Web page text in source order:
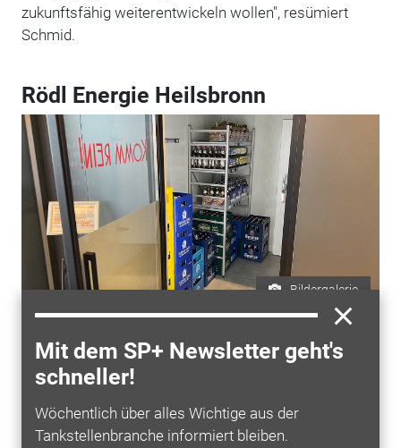
Mit dem SP+ Newsletter geht's
schneller!
Wöchentlich über alles Wichtige aus der
Tankstellenbranche informiert bleiben.
zukunftsfähig weiterentwickeln wollen", resümiert
Schmid.
Rödl Energie Heilsbronn
Bildergalerie
ZUR BILDERGALERIE